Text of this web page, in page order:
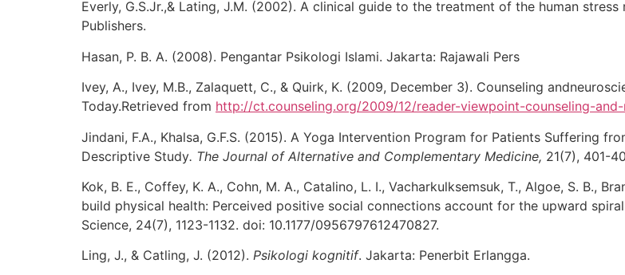
Everly, G.S.Jr.,& Lating, J.M. (2002). A clinical guide to the treatment of the human
Publishers.
Hasan, P. B. A. (2008). Pengantar Psikologi Islami. Jakarta: Rajawali Pers
Ivey, A., Ivey, M.B., Zalaquett, C., & Quirk, K. (2009, December 3). Counseling
Today.Retrieved from http://ct.counseling.org/2009/12/reader-viewpoint-counseling-
Jindani, F.A., Khalsa, G.F.S. (2015). A Yoga Intervention Program for Patients Suffering
Descriptive Study. The Journal of Alternative and Complementary Medicine, 21(7), 401-
Kok, B. E., Coffey, K. A., Cohn, M. A., Catalino, L. I., Vacharkulksemsuk, T., Algoe, S. B.,
build physical health: Perceived positive social connections account for the upward
Science, 24(7), 1123-1132. doi: 10.1177/0956797612470827.
Ling, J., & Catling, J. (2012). Psikologi kognitif. Jakarta: Penerbit Erlangga.